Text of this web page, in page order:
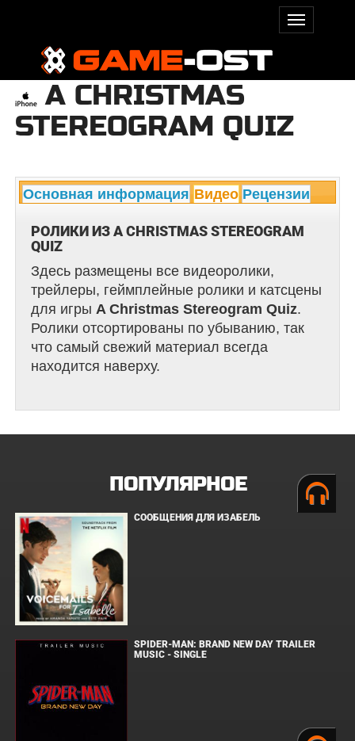
A CHRISTMAS
STEREOGRAM QUIZ
Основная информация Видео Рецензии
РОЛИКИ ИЗ A CHRISTMAS STEREOGRAM
QUIZ
Здесь размещены все видеоролики,
трейлеры, геймплейные ролики и катсцены
для игры A Christmas Stereogram Quiz.
Ролики отсортированы по убыванию, так
что самый свежий материал всегда
находится наверху.
ПОПУЛЯРНОЕ
СООБЩЕНИЯ ДЛЯ ИЗАБЕЛЬ
SPIDER-MAN: BRAND NEW DAY TRAILER
MUSIC - SINGLE